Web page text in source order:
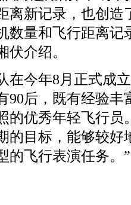
离新记录，也创造
数量和飞行距离记
伏介绍。
今年8月正式成立
90后，既有经验
的优秀年轻飞行员
的目标，能够较好
的飞行表演任务。